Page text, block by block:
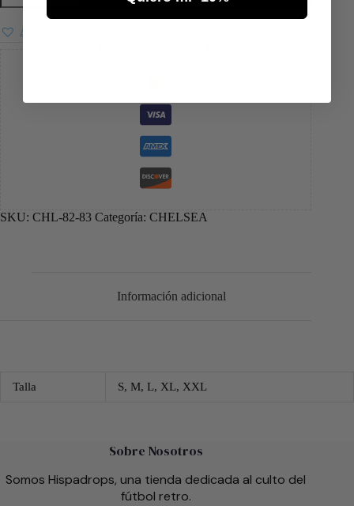
Añadir a favoritos
SKU: CHL-82-83 Categoría: CHELSEA
Información adicional
Talla S, M, L, XL, XXL
Sobre Nosotros
Somos Hispadrops, una tienda dedicada al culto del
fútbol retro.